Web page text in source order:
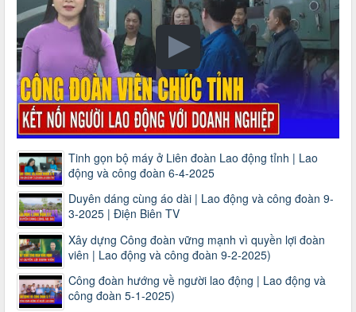
Tinh gọn bộ máy ở Liên đoàn Lao động tỉnh | Lao
động và công đoàn 6-4-2025
Duyên dáng cùng áo dài | Lao động và công đoàn 9-
3-2025 | Điện Biên TV
Xây dựng Công đoàn vững mạnh vì quyền lợi đoàn
viên | Lao động và công đoàn 9-2-2025)
Công đoàn hướng về người lao động | Lao động và
công đoàn 5-1-2025)